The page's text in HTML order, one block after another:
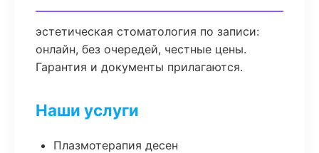
эстетическая стоматология по записи:
онлайн, без очередей, честные цены.
Гарантия и документы прилагаются.
Наши услуги
Плазмотерапия десен